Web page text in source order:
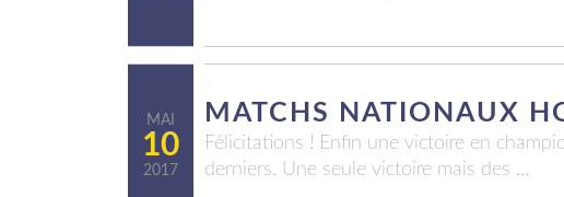
MAI
10
2017
MATCHS NATIONAUX
Félicitations ! Enfin une victoire en
derniers. Une seule victoire mais des …